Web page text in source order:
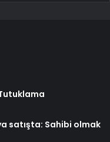
satışta: Sahibi olmak